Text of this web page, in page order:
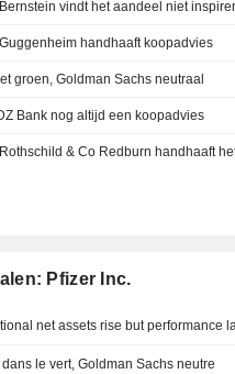
vindt het aandeel niet
handhaaft koopadvies
groen, Goldman Sachs neutraal
Bank nog altijd een koopadvies
& Co Redburn handhaaft
Pfizer Inc.
net assets rise but performance
le vert, Goldman Sachs neutre